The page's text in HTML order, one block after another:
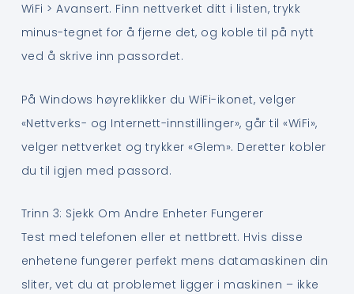
WiFi > Avansert. Finn nettverket ditt i listen, trykk
minus-tegnet for å fjerne det, og koble til på nytt
ved å skrive inn passordet.
På Windows høyreklikker du WiFi-ikonet, velger
«Nettverks- og Internett-innstillinger», går til «WiFi»,
velger nettverket og trykker «Glem». Deretter kobler
du til igjen med passord.
Trinn 3: Sjekk Om Andre Enheter Fungerer
Test med telefonen eller et nettbrett. Hvis disse
enhetene fungerer perfekt mens datamaskinen din
sliter, vet du at problemet ligger i maskinen – ikke